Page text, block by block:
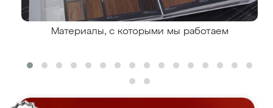
Материалы, с которыми мы работаем